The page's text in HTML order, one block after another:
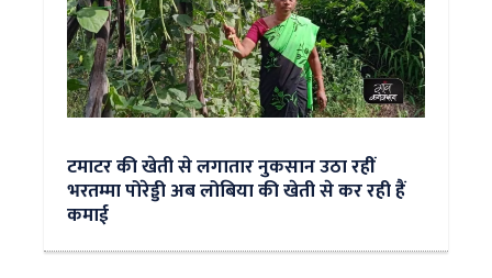
टमाटर की खेती से लगातार नुकसान उठा रहीं
भरतम्मा पोरेड्डी अब लोबिया की खेती से कर रही हैं
कमाई